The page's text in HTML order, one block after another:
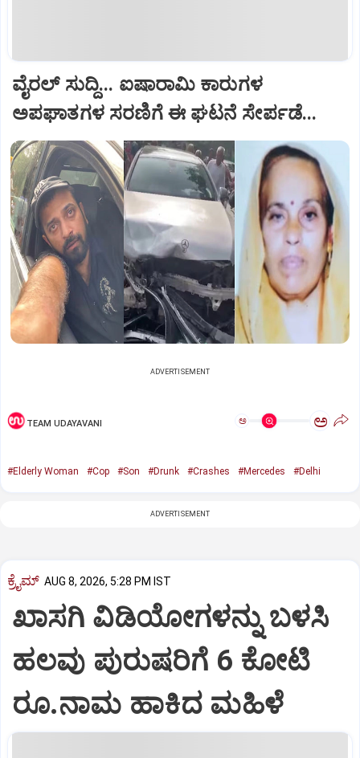
ವೈರಲ್ ಸುದ್ದಿ... ಐಷಾರಾಮಿ ಕಾರುಗಳ
ಅಪಘಾತಗಳ ಸರಣಿಗೆ ಈ ಘಟನೆ ಸೇರ್ಪಡೆ...
ADVERTISEMENT
TEAM UDAYAVANI ಅ ಅ
#Elderly Woman #Cop #Son #Drunk #Crashes #Mercedes #Delhi
ADVERTISEMENT
ಕ್ರೈಮ್ AUG 8, 2026, 5:28 PM IST
ಖಾಸಗಿ ವಿಡಿಯೋಗಳನ್ನು ಬಳಸಿ
ಹಲವು ಪುರುಷರಿಗೆ 6 ಕೋಟಿ
ರೂ.ನಾಮ ಹಾಕಿದ ಮಹಿಳೆ